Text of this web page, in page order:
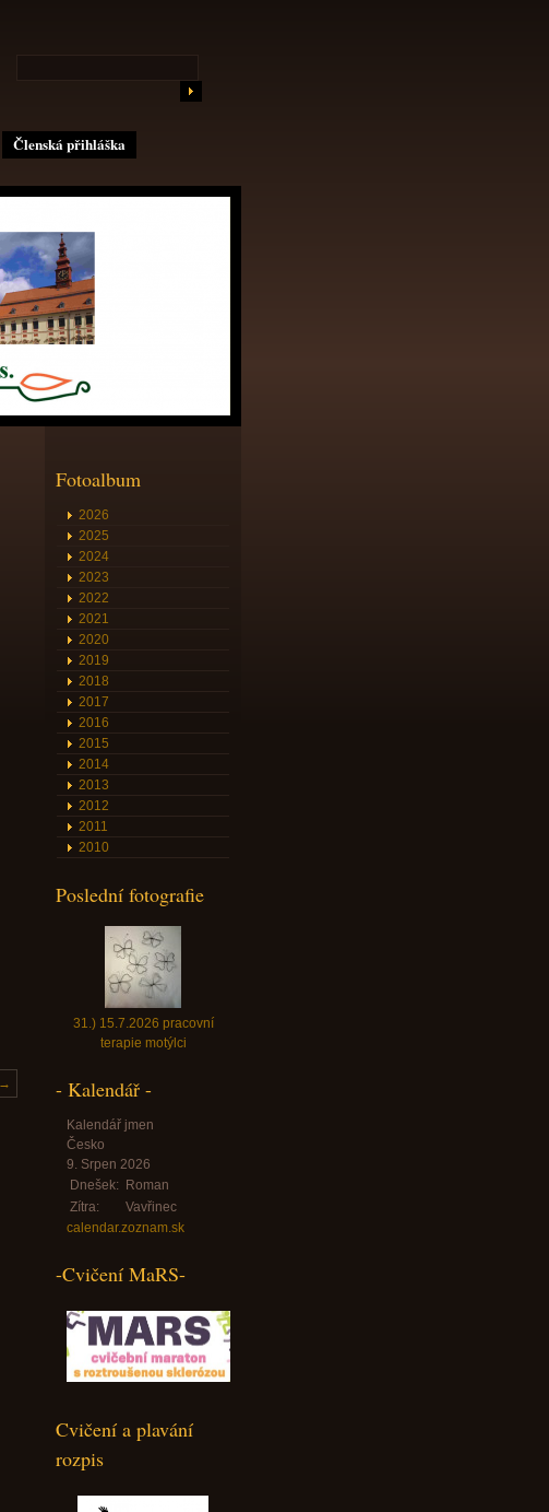
Členská přihláška
Fotoalbum
2026
2025
2024
2023
2022
2021
2020
2019
2018
2017
2016
2015
2014
2013
2012
2011
2010
Poslední fotografie
31.) 15.7.2026 pracovní
terapie motýlci
- Kalendář -
Kalendář jmen
Česko
9. Srpen 2026
Dnešek: Roman
Zítra:
Vavřinec
calendar.zoznam.sk
-Cvičení MaRS-
Cvičení a plavání
rozpis